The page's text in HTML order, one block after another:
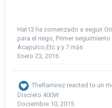
Hat13 ha comenzado a seguir
para el riego, Primer
Acapulco,Etc y y 7 más
Enero 23, 2016
TheRamirez reacted to un
Discreto 400W
Dociembre 10, 2015